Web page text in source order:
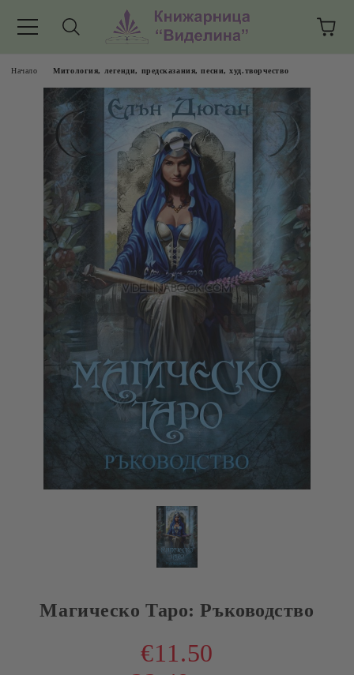
Начало Митология, легенди, предсказания, песни, худ.творчество
Магическо Таро: Ръководство
€11.50